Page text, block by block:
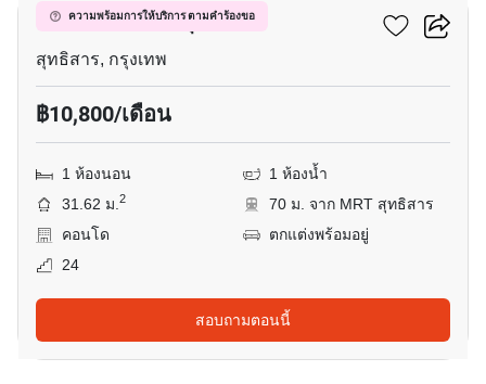
ความพร้อมการให้บริการ ตามคำร้องขอ
เซ็นทริค รัชดา-สุทธิสาร
สุทธิสาร, กรุงเทพ
฿10,800/เดือน
1 ห้องนอน
1 ห้องน้ำ
31.62 ม.2
70 ม. จาก MRT สุทธิสาร
คอนโด
ตกแต่งพร้อมอยู่
24
สอบถามตอนนี้